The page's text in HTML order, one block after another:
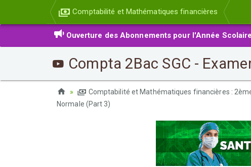
Comptabilité et Mathématiques financières
Ouverture des Abonnements pour l'Année
Compta 2Bac SGC -
Comptabilité et Mathématiques financières :
Normale (Part 3)